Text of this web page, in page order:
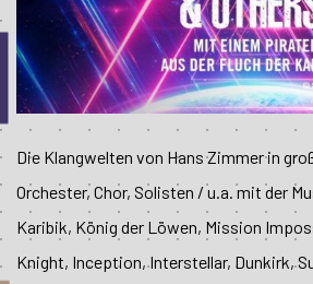
Die Klangwelten von Hans Zimmer in
Orchester, Chor, Solisten / u.a. mit der
Karibik, König der Löwen, Mission
Knight, Inception, Interstellar, Dunkirk,